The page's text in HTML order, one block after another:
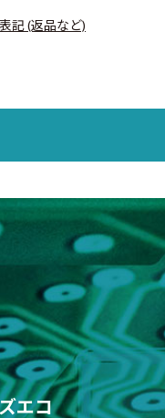
記 (返品など)
エコ